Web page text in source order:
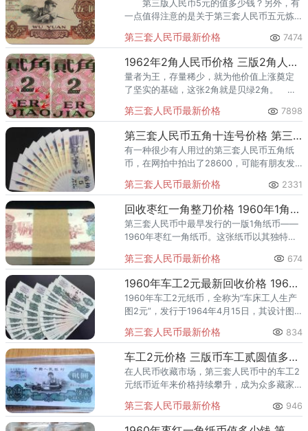
第三版人民币5元的值多少钱？另外，有
一点值得注意的是关于第三套人民币五元炼
第三套人民币最新价格 7474
1962年2角人民币价格 三版2角人民币价格
量者为王，存量稀少，就为他价值上涨奠定
了坚实的基础，这张2角就是贝绿2角。
一捆的出售价格25万元。
第三套人民币最新价格 7898
第三套人民币五角十连号价格 第三套人民币五角十连号多少钱
有一种很少有人用过的第三套人民币五角纸
币，在网拍中拍出了28600，可能有朋友发
是在74年正式发行的，到2000年退出流通，
可以看出来它的
第三套人民币最新价格 2331
回收枣红一角整刀价格 1960年1角一刀最新报价
第三套人民币中最早发行的一版1角纸币——
1960年枣红一角纸币。这张纸币以其独特的
式，在当时引起了不小的争议。由于这种设
计在当时被视为犯了严重的
第三套人民币最新价格 674
1960年车工2元最新回收价格 1960年2元纸币值多少钱
1960年车工2元纸币，全称为“车床工人生产
图2元”，发行于1964年4月15日，其设计图
动描绘了我国工业建设的辉煌成就。这款纸
币共发行了两个
第三套人民币最新价格 834
车工2元价格 三版币车工贰圆值多少钱
在人民币收藏市场，第三套人民币中的车工2
元纸币近年来价格持续攀升，成为众多藏家
工2元纸币价格在1000-1800元之间，具体价
值取决于品相
第三套人民币最新价格 946